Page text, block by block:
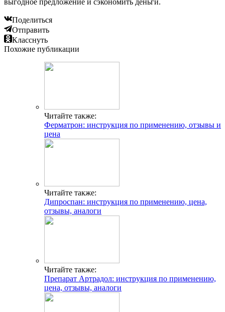
выгодное предложение и сэкономить деньги.
Поделиться
Отправить
Класснуть
Похожие публикации
Читайте также:
Ферматрон: инструкция по применению, отзывы и
цена
Читайте также:
Дипроспан: инструкция по применению, цена,
отзывы, аналоги
Читайте также:
Препарат Артрадол: инструкция по применению,
цена, отзывы, аналоги